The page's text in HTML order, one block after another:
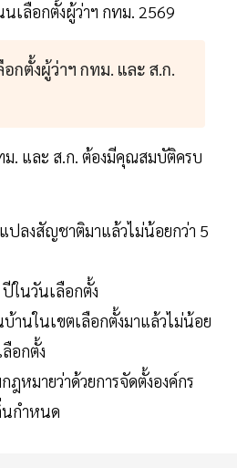
เลือกตั้งผู้ว่าฯ กทม. 2569
กตั้งผู้ว่าฯ กทม. และ ส.ก.
. และ ส.ก. ต้องมีคุณสมบัติครบ
ลงสัญชาติมาแล้วไม่น้อยกว่า 5
ในวันเลือกตั้ง
านในเขตเลือกตั้งมาแล้วไม่น้อย
อกตั้ง
หมายว่าด้วยการจัดตั้งองค์กร
นกำหนด